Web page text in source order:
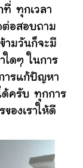
ที่ ทุกเวลา
ต่อสอบถาม
ามวันก็จะมี
ดๆ ในการ
ารแก้ปัญหา
ด้ครับ ทุกการ
องเราให้ดี